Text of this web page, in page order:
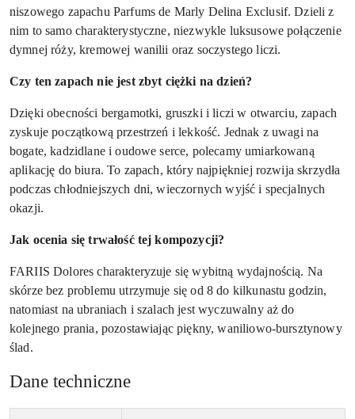
niszowego zapachu Parfums de Marly Delina Exclusif. Dzieli z
nim to samo charakterystyczne, niezwykle luksusowe połączenie
dymnej róży, kremowej wanilii oraz soczystego liczi.
Czy ten zapach nie jest zbyt ciężki na dzień?
Dzięki obecności bergamotki, gruszki i liczi w otwarciu, zapach
zyskuje początkową przestrzeń i lekkość. Jednak z uwagi na
bogate, kadzidlane i oudowe serce, polecamy umiarkowaną
aplikację do biura. To zapach, który najpiękniej rozwija skrzydła
podczas chłodniejszych dni, wieczornych wyjść i specjalnych
okazji.
Jak ocenia się trwałość tej kompozycji?
FARIIS Dolores charakteryzuje się wybitną wydajnością. Na
skórze bez problemu utrzymuje się od 8 do kilkunastu godzin,
natomiast na ubraniach i szalach jest wyczuwalny aż do
kolejnego prania, pozostawiając piękny, waniliowo-bursztynowy
ślad.
Dane techniczne